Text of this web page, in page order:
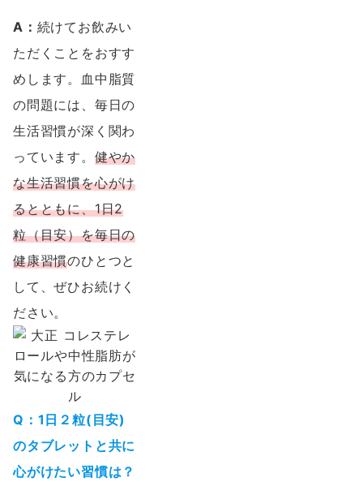
A： 続けてお飲みい
ただくことをおすす
めします。血中脂質
の問題には、毎日の
生活習慣が深く関わ
っています。 健やか
な生活習慣を心がけ
るとともに、1日2
粒（目安）を毎日の
健康習慣のひとつと
して、ぜひお続けく
ださい。
Q：1日２粒(目安)
のタブレットと共に
心がけたい習慣は？